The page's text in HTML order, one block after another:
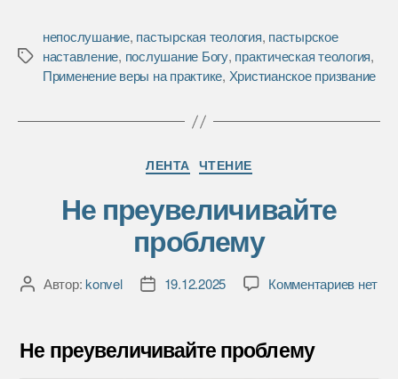
e
b
o
k
t
t
e
р
а
в
т
Метки
непослушание, пастырская теология, пастырское
наставление, послушание Богу, практическая теология,
Применение веры на практике, Христианское призвание
Рубрики
ЛЕНТА ЧТЕНИЕ
Не преувеличивайте
проблему
АвторАвтор:konvel
Дата19.12.2025 Комментариевкнет
Не преувеличивайте проблему